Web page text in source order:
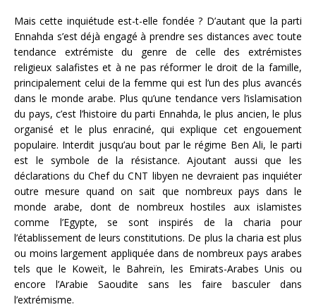
Mais cette inquiétude est-t-elle fondée ? D’autant que la parti
Ennahda s’est déjà engagé à prendre ses distances avec toute
tendance extrémiste du genre de celle des extrémistes
religieux salafistes et à ne pas réformer le droit de la famille,
principalement celui de la femme qui est l’un des plus avancés
dans le monde arabe. Plus qu’une tendance vers l’islamisation
du pays, c’est l’histoire du parti Ennahda, le plus ancien, le plus
organisé et le plus enraciné, qui explique cet engouement
populaire. Interdit jusqu’au bout par le régime Ben Ali, le parti
est le symbole de la résistance. Ajoutant aussi que les
déclarations du Chef du CNT libyen ne devraient pas inquiéter
outre mesure quand on sait que nombreux pays dans le
monde arabe, dont de nombreux hostiles aux islamistes
comme l’Egypte, se sont inspirés de la charia pour
l’établissement de leurs constitutions. De plus la charia est plus
ou moins largement appliquée dans de nombreux pays arabes
tels que le Koweït, le Bahreïn, les Emirats-Arabes Unis ou
encore l’Arabie Saoudite sans les faire basculer dans
l’extrémisme.